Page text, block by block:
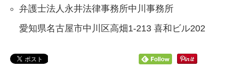
弁護士法人永井法律事務所中川事務所
愛知県名古屋市中川区高畑1-213 喜和ビル202